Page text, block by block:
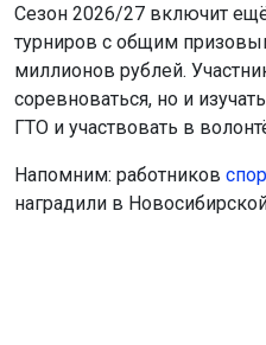
Сезон 2026/27 включит
турниров с общим
миллионов рублей.
соревноваться, но и
ГТО и участвовать в
Напомним: работников
наградили в